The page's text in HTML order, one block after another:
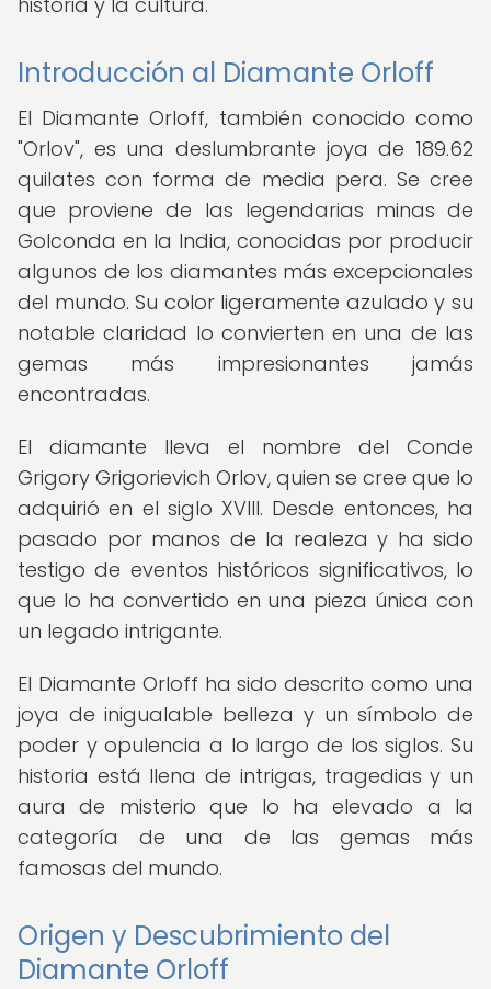
Introducción al Diamante Orloff
El Diamante Orloff, también conocido como
"Orlov", es una deslumbrante joya de 189.62
quilates con forma de media pera. Se cree
que proviene de las legendarias minas de
Golconda en la India, conocidas por producir
algunos de los diamantes más excepcionales
del mundo. Su color ligeramente azulado y su
notable claridad lo convierten en una de las
gemas más impresionantes jamás
encontradas.
El diamante lleva el nombre del Conde
Grigory Grigorievich Orlov, quien se cree que lo
adquirió en el siglo XVIII. Desde entonces, ha
pasado por manos de la realeza y ha sido
testigo de eventos históricos significativos, lo
que lo ha convertido en una pieza única con
un legado intrigante.
El Diamante Orloff ha sido descrito como una
joya de inigualable belleza y un símbolo de
poder y opulencia a lo largo de los siglos. Su
historia está llena de intrigas, tragedias y un
aura de misterio que lo ha elevado a la
categoría de una de las gemas más
famosas del mundo.
Origen y Descubrimiento del
Diamante Orloff